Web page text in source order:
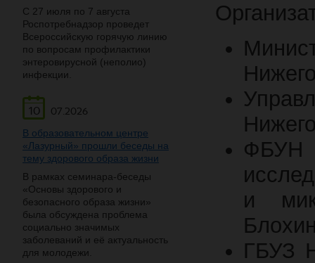
С 27 июля по 7 августа
Роспотребнадзор проведет
Всероссийскую горячую линию
по вопросам профилактики
энтеровирусной (неполио)
инфекции.
10
07.2026
В образовательном центре
«Лазурный» прошли беседы на
тему здорового образа жизни
В рамках семинара-беседы
«Основы здорового и
безопасного образа жизни»
была обсуждена проблема
социально значимых
заболеваний и её актуальность
для молодежи.
и
ГБУЗ